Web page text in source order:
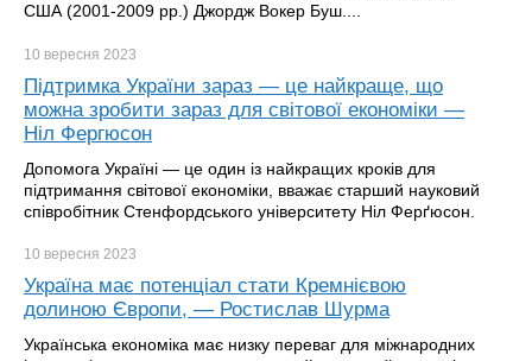
США (2001-2009 рр.) Джордж Вокер Буш....
10 вересня 2023
Підтримка України зараз — це найкраще, що
можна зробити зараз для світової економіки —
Ніл Фергюсон
Допомога Україні — це один із найкращих кроків для
підтримання світової економіки, вважає старший науковий
співробітник Стенфордського університету Ніл Ферґюсон.
10 вересня 2023
Україна має потенціал стати Кремнієвою
долиною Європи, — Ростислав Шурма
Українська економіка має низку переваг для міжнародних